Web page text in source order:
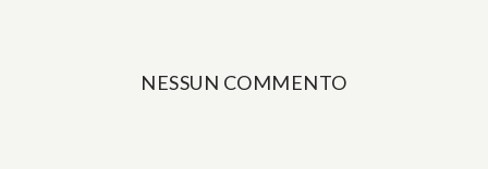
NESSUN COMMENTO